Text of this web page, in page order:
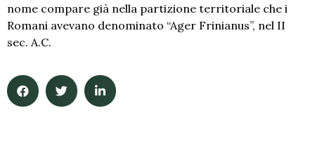
nome compare già nella partizione territoriale che i
Romani avevano denominato “Ager Frinianus”, nel II
sec. A.C.